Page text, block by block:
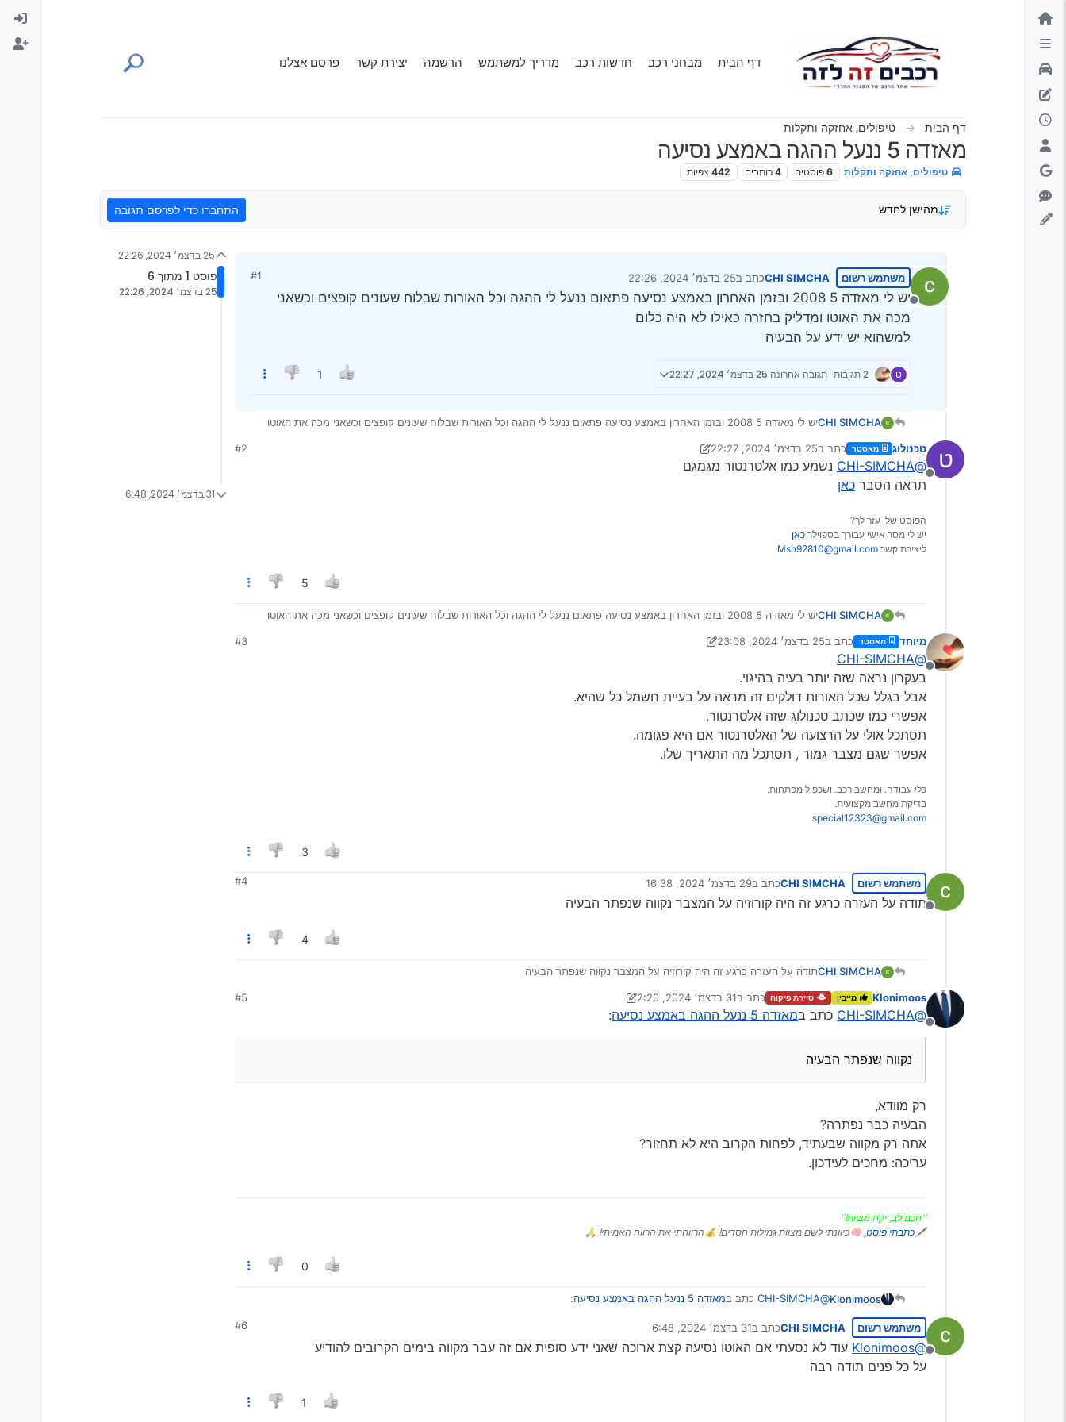
דילוג לתוכן
דף הבית מבחני רכב חדשות רכב מדריך למשתמש הרשמה יצירת קשר פרסם אצלנו
דף הבית טיפולים, אחזקה ותקלות
מאזדה 5 ננעל ההגה באמצע נסיעה
טיפולים, אחזקה ותקלות 6 פוסטים 4 כותבים 442 צפיות
מהישן לחדש התחברו כדי לפרסם תגובה
מנותק
משתמש רשום CHI SIMCHAכתב ב25 בדצמ׳ 2024, 22:26
נערך לאחרונה על ידי
#1
יש לי מאזדה 5 2008 ובזמן האחרון באמצע נסיעה פתאום ננעל לי ההגה וכל האורות שבלוח שעונים קופצים וכשאני
מכה את האוטו ומדליק בחזרה כאילו לא היה כלום
למשהוא יש ידע על הבעיה
ט 2 תגובות תגובה אחרונה 25 בדצמ׳ 2024, 22:27 1
CHI SIMCHA
יש לי מאזדה 5 2008 ובזמן האחרון באמצע נסיעה פתאום ננעל לי ההגה וכל האורות שבלוח שעונים קופצים וכשאני מכה את האוטו
למשהוא יש ידע על הבעיה
ט
מנותק
טכנולוג מאסטר כתב ב25 בדצמ׳ 2024, 22:27
נערך לאחרונה על ידי טכנולוג
#2
@CHI-SIMCHA
נשמע כמו אלטרנטור מגמגם
תראה הסבר כאן
הפוסט שלי עזר לך?
יש לי מסר אישי עבורך בספוילר כאן
ליצירת קשר Msh92810@gmail.com
5
CHI SIMCHA
יש לי מאזדה 5 2008 ובזמן האחרון באמצע נסיעה פתאום ננעל לי ההגה וכל האורות שבלוח שעונים קופצים וכשאני מכה את האוטו
למשהוא יש ידע על הבעיה
מנותק
מיוחד מאסטר כתב ב25 בדצמ׳ 2024, 23:08
נערך לאחרונה על ידי מיוחד
#3
@CHI-SIMCHA
בעקרון נראה שזה יותר בעיה בהיגוי.
אבל בגלל שכל האורות דולקים זה מראה על בעיית חשמל כל שהיא.
אפשרי כמו שכתב טכנולוג שזה אלטרנטור.
תסתכל אולי על הרצועה של האלטרנטור אם היא פגומה.
אפשר שגם מצבר גמור , תסתכל מה התאריך שלו.
כלי עבודה. ומחשב רכב. ושכפול מפתחות.
בדיקת מחשב מקצועית.
special12323@gmail.com
3
מנותק
משתמש רשום CHI SIMCHAכתב ב29 בדצמ׳ 2024, 16:38
נערך לאחרונה על ידי
#4
תודה על העזרה כרגע זה היה קורוזיה על המצבר נקווה שנפתר הבעיה
4
CHI SIMCHAתודה על העזרה כרגע זה היה קורוזיה על המצבר נקווה שנפתר הבעיה
מנותק
Klonimoos מייבין סיירת פיקוח כתב ב31 בדצמ׳ 2024, 2:20
נערך לאחרונה על ידי Klonimoos
#5
@CHI-SIMCHA כתב במאזדה 5 ננעל ההגה באמצע נסיעה :
נקווה שנפתר הבעיה
רק מוודא,
הבעיה כבר נפתרה?
אתה רק מקווה שבעתיד, לפחות הקרוב היא לא תחזור?
עריכה: מחכים לעידכון.
''חכם לב, יקח מצוות!''
🖋כתבתי פוסט, 🧠כיוונתי לשם מצוות גמילות חסדים! 💰הרווחתי את הרווח האמיתי! 🙏
0
Klonimoos
@CHI-SIMCHA כתב במאזדה 5 ננעל ההגה באמצע נסיעה :
נקווה שנפתר הבעיה
מנותק
משתמש רשום CHI SIMCHAכתב ב31 בדצמ׳ 2024, 6:48
נערך לאחרונה על ידי
#6
@Klonimoos
עוד לא נסעתי אם האוטו נסיעה קצת ארוכה שאני ידע סופית אם זה עבר מקווה בימים הקרובים להודיע
על כל פנים תודה רבה
1
25 בדצמ׳ 2024, 22:26
פוסט 1 מתוך 6
25 בדצמ׳ 2024, 22:26
31 בדצמ׳ 2024, 6:48